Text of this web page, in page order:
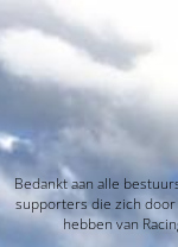
Bedankt aan alle
supporters die zich door
hebben van